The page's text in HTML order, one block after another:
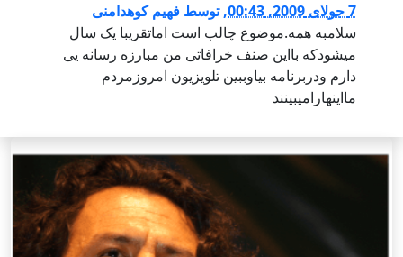
7 جولای 2009, 00:43 ,توسط فهیم کوهدامنی
سلامبه همه.موضوع چالب است اماتقریبا یک سال
میشودکه بااین صنف خرافاتی من مبارزه رسانه یی
دارم ودربرنامه بیاوببین تلویزیون امروزمردم
مااینهارامیبینند